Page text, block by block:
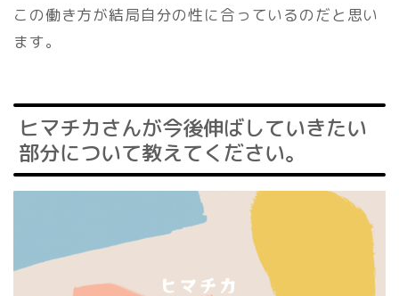
この働き方が結局自分の性に合っているのだと思い
ます。
ヒマチカさんが今後伸ばしていきたい
部分について教えてください。